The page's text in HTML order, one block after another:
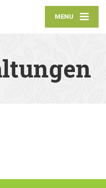
MENU